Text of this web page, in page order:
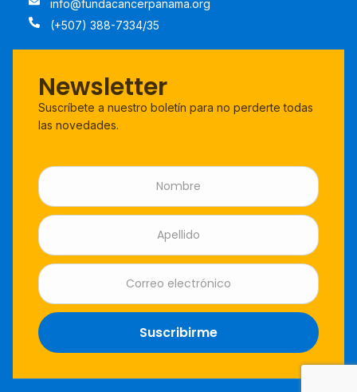
info@fundacancerpanama.org
(+507) 388-7334/35
Newsletter
Suscríbete a nuestro boletín para no perderte todas
las novedades.